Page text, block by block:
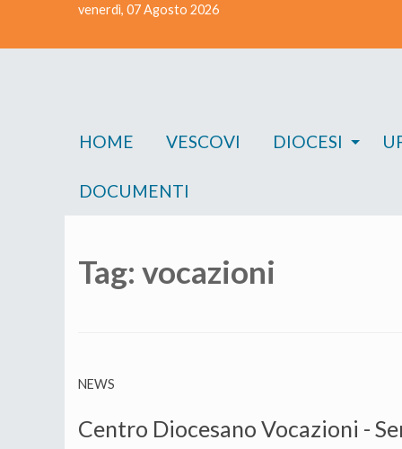
venerdì, 07 Agosto 2026
HOME VESCOVI DIOCESI
DOCUMENTI
Tag: vocazioni
NEWS
Centro Diocesano Vocazioni -